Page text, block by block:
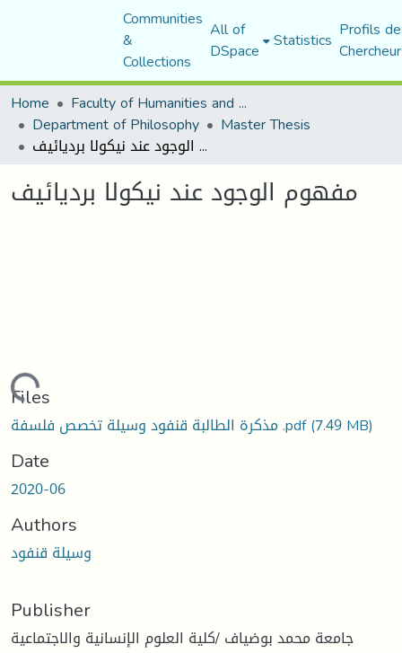
Communities
&
Collections
All of
DSpace Statistics Profils
Home
Faculty of Humanities and Social Sciences
Department of Philosophy Master Thesis
مفهوم الوجود عند نيكولا برديائيف
مفهوم الوجود عند نيكولا برديائيف
Loading...
Files
مذكرة الطالبة قنفود وسيلة تخصص فلسفة .pdf(7.49 MB)
Date
2020-06
Authors
وسيلة قنفود
Publisher
جامعة محمد بوضياف /كلية العلوم الإنسانية والاجتماعية